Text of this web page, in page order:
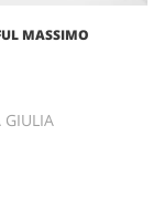
MASSIMO
GIULIA